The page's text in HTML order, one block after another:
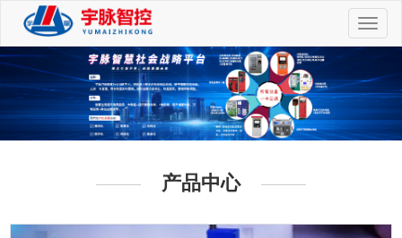
切
换
航
产品中心